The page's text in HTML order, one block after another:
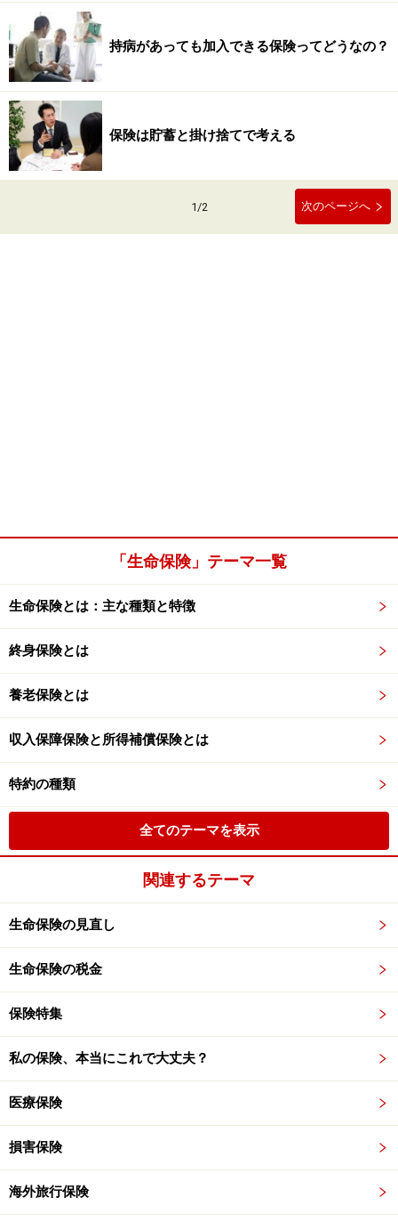
持病があっても加入できる保険ってどうなの？
保険は貯蓄と掛け捨てで考える
1/2 次のページへ
「生命保険」テーマ一覧
生命保険とは：主な種類と特徴
終身保険とは
養老保険とは
収入保障保険と所得補償保険とは
特約の種類
全てのテーマを表示
関連するテーマ
生命保険の見直し
生命保険の税金
保険特集
私の保険、本当にこれで大丈夫？
医療保険
損害保険
海外旅行保険